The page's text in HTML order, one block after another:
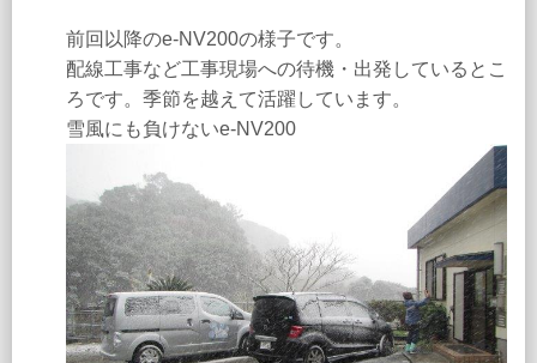
前回以降のe-NV200の様子です。
配線工事など工事現場への待機・出発しているとこ
ろです。季節を越えて活躍しています。
雪風にも負けないe-NV200